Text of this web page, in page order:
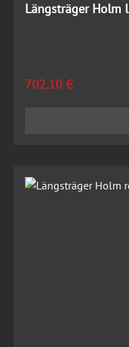
Längsträger Holm
Regulärer Preis:
702,10 €